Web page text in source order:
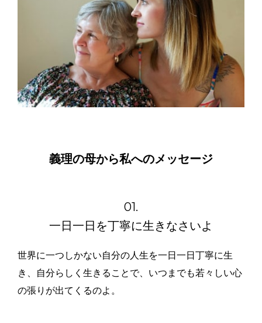
義理の母から私へのメッセージ
01.
一日一日を丁寧に生きなさいよ
世界に一つしかない自分の人生を一日一日丁寧に生
き、自分らしく生きることで、いつまでも若々しい心
の張りが出てくるのよ。